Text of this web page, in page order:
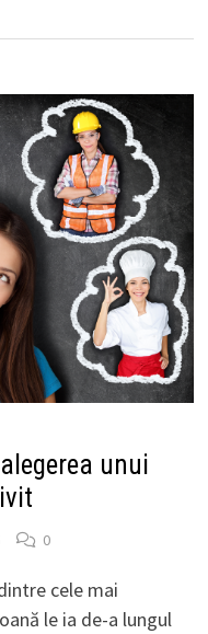
unui
0
cele mai
le ia de-a lungul